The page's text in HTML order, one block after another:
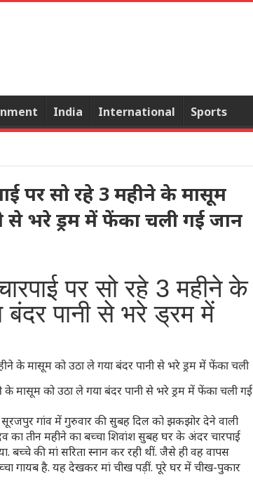
India International Sports
पर सो रहे 3 महीने के मासूम
से भरे ड्रम में फेंका चली गई जान
पर सो रहे 3 महीने के
बंदर पानी से भरे ड्रम में
के मासूम को उठा ले गया बंदर पानी से भरे ड्रम में फेंका चली गई
सूरजपुर गांव में गुरुवार की सुबह दिल को झकझोर देने वाली
तीन महीने का बच्चा शिवांश सुबह घर के अंदर चारपाई
बच्चे की मां सरिता स्नान कर रही थीं. जैसे ही वह वापस
गायब है. यह देखकर मां चीख पड़ीं. पूरे घर में चीख-पुकार